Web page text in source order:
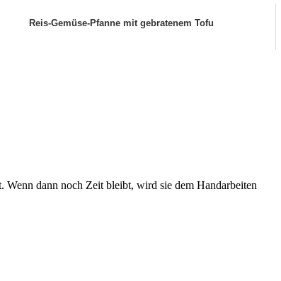
Reis-Gemüse-Pfanne mit gebratenem Tofu
dann noch Zeit bleibt, wird sie dem Handarbeiten